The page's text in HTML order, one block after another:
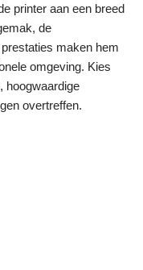
printer aan een breed
de
maken hem
omgeving. Kies
hoogwaardige
overtreffen.